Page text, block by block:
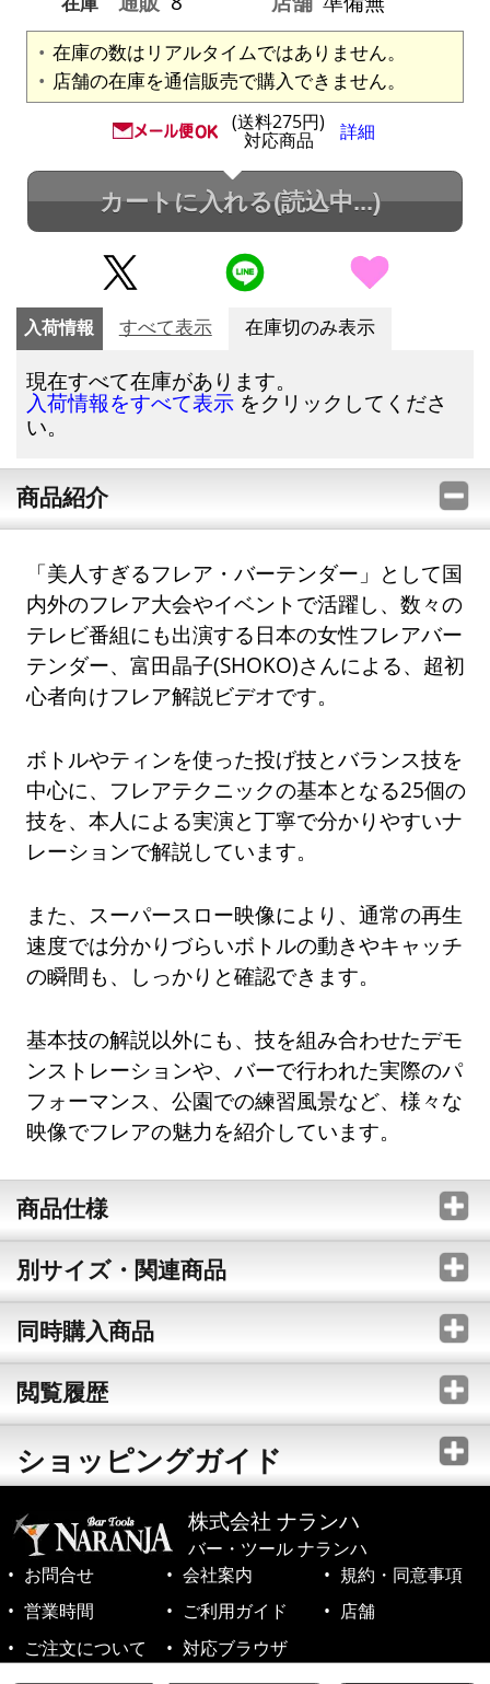
在庫の数はリアルタイムではありません。
店舗の在庫を通信販売で購入できません。
(送料275円)
対応商品 詳細
カートに入れる(読込中...)
入荷情報 すべて表示 在庫切のみ表示
現在すべて在庫があります。
入荷情報をすべて表示 をクリックしてくださ
い。
商品紹介
「美人すぎるフレア・バーテンダー」として国
内外のフレア大会やイベントで活躍し、数々の
テレビ番組にも出演する日本の女性フレアバー
テンダー、富田晶子(SHOKO)さんによる、超初
心者向けフレア解説ビデオです。
ボトルやティンを使った投げ技とバランス技を
中心に、フレアテクニックの基本となる25個の
技を、本人による実演と丁寧で分かりやすいナ
レーションで解説しています。
また、スーパースロー映像により、通常の再生
速度では分かりづらいボトルの動きやキャッチ
の瞬間も、しっかりと確認できます。
基本技の解説以外にも、技を組み合わせたデモ
ンストレーションや、バーで行われた実際のパ
フォーマンス、公園での練習風景など、様々な
映像でフレアの魅力を紹介しています。
商品仕様
別サイズ・関連商品
同時購入商品
閲覧履歴
ショッピングガイド
株式会社 ナランハ
バー・ツール ナランハ
お問合せ
会社案内
規約・同意事項
営業時間
ご利用ガイド
店舗
ご注文について
対応ブラウザ